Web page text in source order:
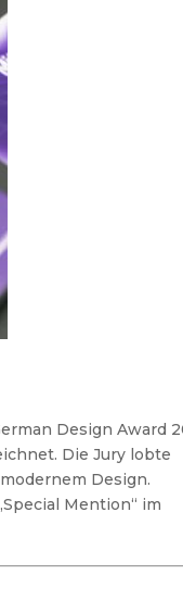
Design Award
Die Jury lobte
Design.
Mention“ im